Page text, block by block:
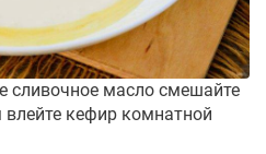
сливочное масло смешайте
кефир комнатной